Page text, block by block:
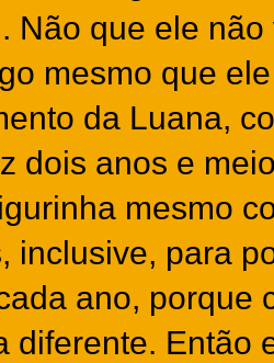
Não que ele
mesmo que
da Luana,
dois anos e
mesmo
inclusive, para
ano, porque
diferente. Então